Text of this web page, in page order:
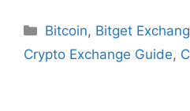
Categories
Bitcoin, Bitget
Crypto Exchange Guide,